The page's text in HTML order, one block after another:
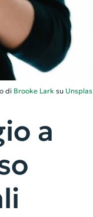
di Brooke Lark su
a